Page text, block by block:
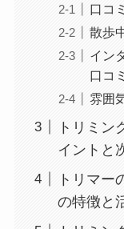
口コミ
散歩
イン
口コ
雰囲
トリミン
イントと
トリマー
の特徴と